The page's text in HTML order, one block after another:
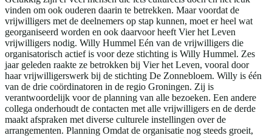
vinden om ook ouderen daarin te betrekken. Maar voordat de
vrijwilligers met de deelnemers op stap kunnen, moet er heel wat
georganiseerd worden en ook daarvoor heeft Vier het Leven
vrijwilligers nodig. Willy Hummel Eén van de vrijwilligers die
organisatorisch actief is voor deze stichting is Willy Hummel. Zes
jaar geleden raakte ze betrokken bij Vier het Leven, vooral door
haar vrijwilligerswerk bij de stichting De Zonnebloem. Willy is één
van de drie coördinatoren in de regio Groningen. Zij is
verantwoordelijk voor de planning van alle bezoeken. Een andere
collega onderhoudt de contacten met alle vrijwilligers en de derde
maakt afspraken met diverse culturele instellingen over de
arrangementen. Planning Omdat de organisatie nog steeds groeit,